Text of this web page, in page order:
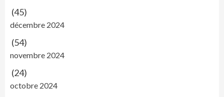
(45)
décembre 2024
(54)
novembre 2024
(24)
octobre 2024